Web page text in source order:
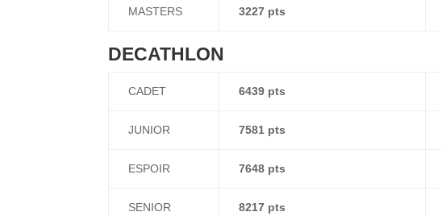
MASTERS 3227 pts
DECATHLON
CADET 6439 pts
JUNIOR 7581 pts
ESPOIR 7648 pts
SENIOR 8217 pts